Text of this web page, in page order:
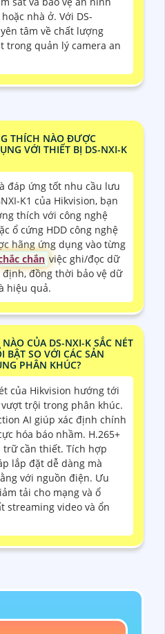
nhà ở. Với DS-
tâm về chất lượng
trong quản lý camera an
THÍCH NÀO ĐƯỢC
VỚI THIẾT BỊ DS-NXI-K
đáp ứng tốt nhu cầu lưu
K1 của Hikvision, bạn
thích với công nghệ
ổ cứng HDD công nghệ
hãng ứng dụng vào từng
chắn việc ghi/đọc dữ
đồng thời bảo vệ dữ
hiệu quả.
CỦA DS-NXI-K SẮC NÉT
BẬT SO VỚI CÁC SẢN
PHÂN KHÚC?
của Hikvision hướng tới
trội trong phân khúc.
AI giúp xác định chính
hóa báo nhầm. H.265+
cần thiết. Tích hợp
lắp đặt dễ dàng mà
với nguồn điện. Ưu
tải cho mạng và ổ
streaming video và ổn